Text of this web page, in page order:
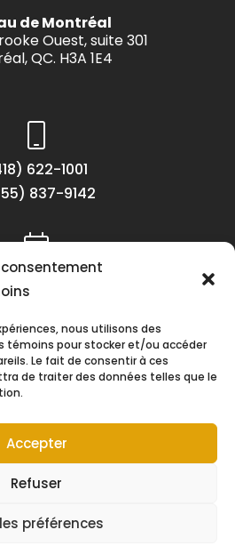
consentement
nous utilisons des
témoins pour stocker et/ou accéder
Le fait de consentir à ces
de traiter des données telles que le
Accepter
Refuser
préférences
de Montréal
Ouest, suite 301
QC. H3A 1E4
622-1001
837-9142
au vendredi
nous !